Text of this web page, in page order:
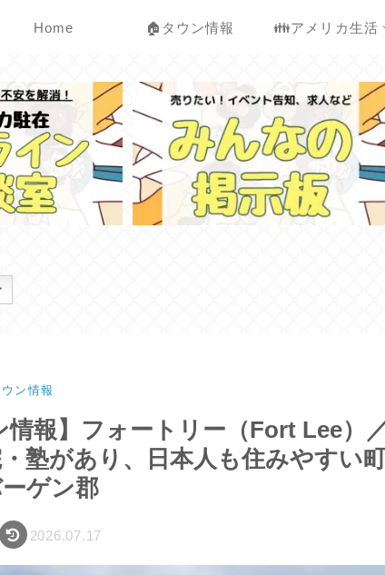
Home 🏠タウン情報 👪アメリカ生活
ウン情報
情報】フォートリー（Fort Lee）
塾があり、日本人も住みやすい
ゲン郡
2026.07.17